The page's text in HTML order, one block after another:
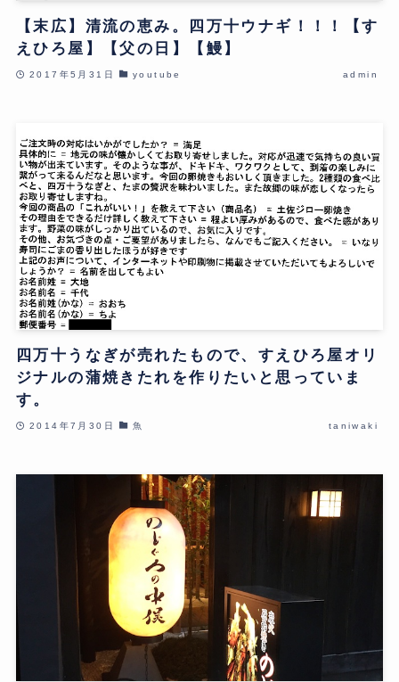
【末広】清流の恵み。四万十ウナギ！！！【す
えひろ屋】【父の日】【鰻】
2017年5月31日 youtube admin
四万十うなぎが売れたもので、すえひろ屋オリ
ジナルの蒲焼きたれを作りたいと思っていま
す。
2014年7月30日 魚 taniwaki